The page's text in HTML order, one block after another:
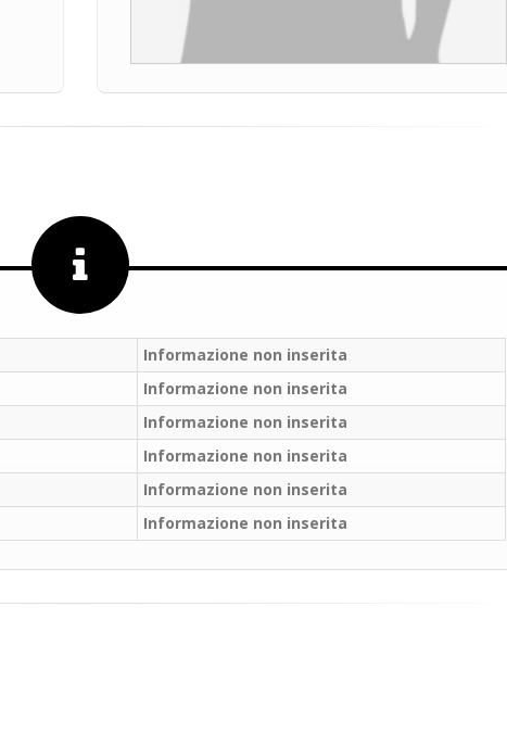
Informazione non inserita
Informazione non inserita
Informazione non inserita
Informazione non inserita
Informazione non inserita
Informazione non inserita
Salve,
come fare per prenotare
il campo per giocare con
un mio amico?
Devo chiamare il numero
online?